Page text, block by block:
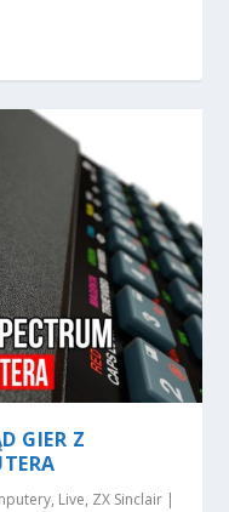
GIER Z
, Live, ZX Sinclair |